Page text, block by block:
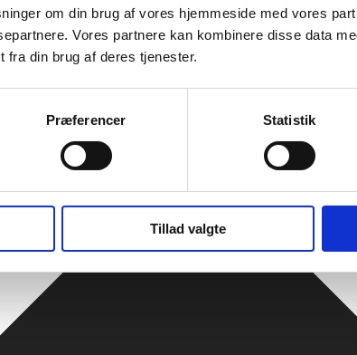
om din brug af vores hjemmeside med vores
Vores partnere kan kombinere disse data
fra din brug af deres tjenester.
Præferencer Statistik
Tillad valgte